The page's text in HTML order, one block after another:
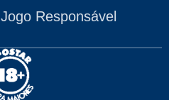
Jogo Responsável